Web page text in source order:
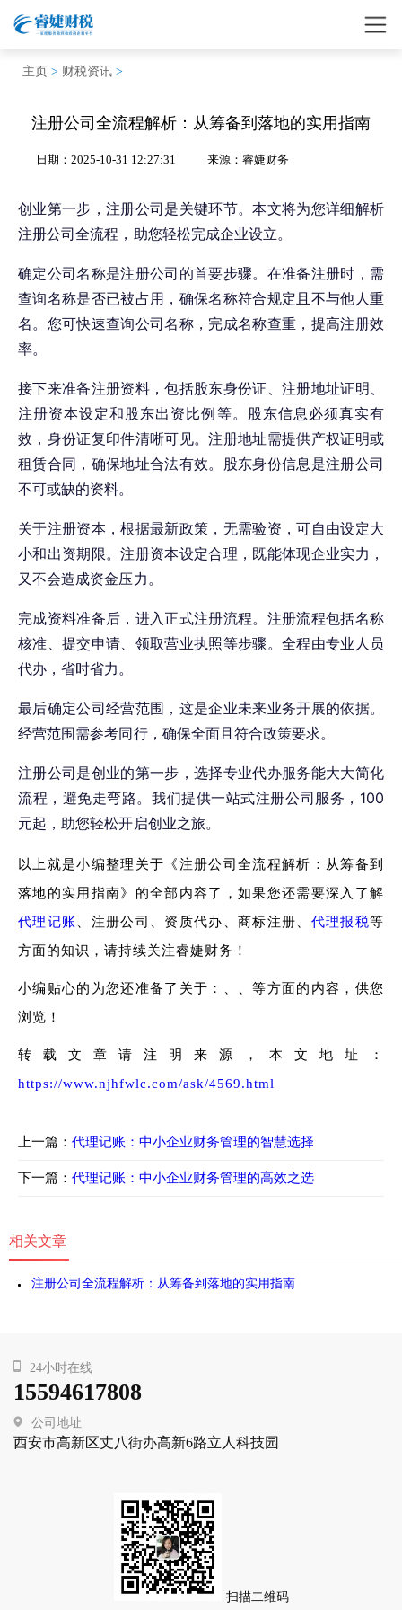
主页 > 财税资讯 >
注册公司全流程解析：从筹备到落地的实用指南
日期：2025-10-31 12:27:31 来源：睿婕财务
创业第一步，注册公司是关键环节。本文将为您详细解析
注册公司全流程，助您轻松完成企业设立。
确定公司名称是注册公司的首要步骤。在准备注册时，需
查询名称是否已被占用，确保名称符合规定且不与他人重
名。您可快速查询公司名称，完成名称查重，提高注册效
率。
接下来准备注册资料，包括股东身份证、注册地址证明、
注册资本设定和股东出资比例等。股东信息必须真实有
效，身份证复印件清晰可见。注册地址需提供产权证明或
租赁合同，确保地址合法有效。股东身份信息是注册公司
不可或缺的资料。
关于注册资本，根据最新政策，无需验资，可自由设定大
小和出资期限。注册资本设定合理，既能体现企业实力，
又不会造成资金压力。
完成资料准备后，进入正式注册流程。注册流程包括名称
核准、提交申请、领取营业执照等步骤。全程由专业人员
代办，省时省力。
最后确定公司经营范围，这是企业未来业务开展的依据。
经营范围需参考同行，确保全面且符合政策要求。
注册公司是创业的第一步，选择专业代办服务能大大简化
流程，避免走弯路。我们提供一站式注册公司服务，100
元起，助您轻松开启创业之旅。
以上就是小编整理关于《注册公司全流程解析：从筹备到
落地的实用指南》的全部内容了，如果您还需要深入了解
代理记账
、注册公司、资质代办、商标注册、 代理报税等
方面的知识，请持续关注睿婕财务！
小编贴心的为您还准备了关于：、、等方面的内容，供您
浏览！
转载文章请注明来源，本文地址：
https://www.njhfwlc.com/ask/4569.html
上一篇： 代理记账：中小企业财务管理的智慧选择
下一篇： 代理记账：中小企业财务管理的高效之选
相关文章
注册公司全流程解析：从筹备到落地的实用指南
24小时在线
15594617808
公司地址
西安市高新区丈八街办高新6路立人科技园
扫描二维码